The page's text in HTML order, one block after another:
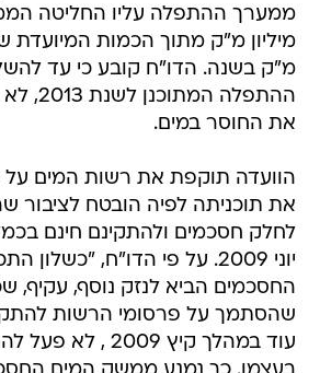
מ"ק בשנה. הדו"ח קובע כי עד
ההתפלה
את החוסר במים.
הוועדה תוקפת את רשות המים
את תוכניתה לפיה הובטח לציבור
לחלק חסכמים ולהתקינם חינם
יוני 2009. על פי הדו"ח,
החסכמים הביא לנזק נוסף, עקיף,
שהסתמך על פרסומי הרשות
עוד במהלך קיץ 2009